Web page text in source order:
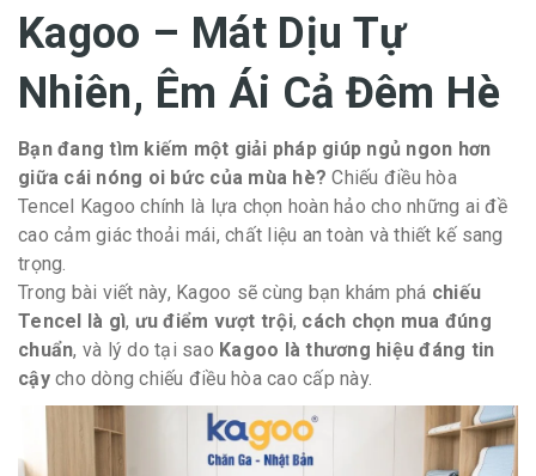
Kagoo – Mát Dịu Tự
Nhiên, Êm Ái Cả Đêm Hè
Bạn đang tìm kiếm một giải pháp giúp ngủ ngon hơn
giữa cái nóng oi bức của mùa hè? Chiếu điều hòa
Tencel Kagoo chính là lựa chọn hoàn hảo cho những ai đề
cao cảm giác thoải mái, chất liệu an toàn và thiết kế sang
trọng.
Trong bài viết này, Kagoo sẽ cùng bạn khám phá chiếu
Tencel là gì, ưu điểm vượt trội, cách chọn mua đúng
chuẩn, và lý do tại sao Kagoo là thương hiệu đáng tin
cậycho dòng chiếu điều hòa cao cấp này.